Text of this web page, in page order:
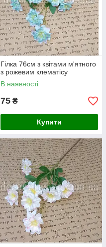
Гілка 76см з квітами м'ятного
з рожевим клематісу
В наявності
75 ₴
Купити